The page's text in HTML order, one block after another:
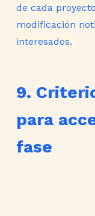
de cada
modificación
interesados.
9.
para
fase